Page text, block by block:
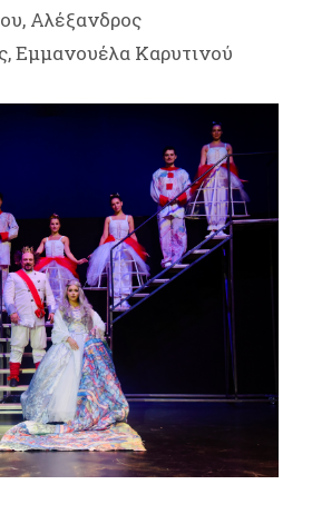
Αλέξανδρος
Εμμανουέλα Καρυτινού